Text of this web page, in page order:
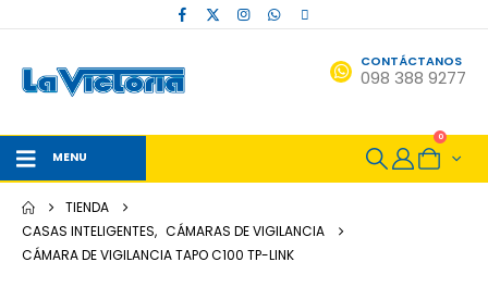
CONTÁCTANOS
098 388 9277
MENU
0
TIENDA
CASAS INTELIGENTES, CÁMARAS DE VIGILANCIA
CÁMARA DE VIGILANCIA TAPO C100 TP-LINK